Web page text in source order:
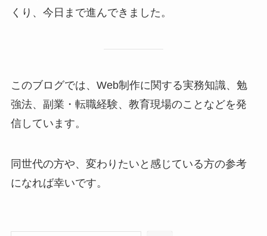
くり、今日まで進んできました。
このブログでは、Web制作に関する実務知識、勉
強法、副業・転職経験、教育現場のことなどを発
信しています。
同世代の方や、変わりたいと感じている方の参考
になれば幸いです。